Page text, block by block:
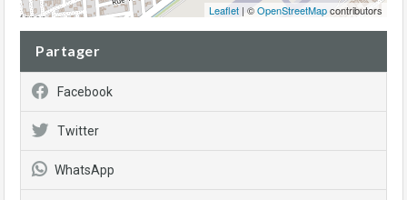
Leaflet | ©OpenStreetMapcontributors
Partager
Facebook
Twitter
WhatsApp